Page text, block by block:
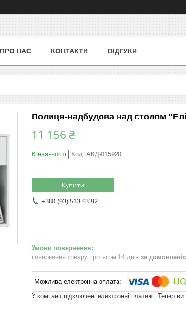
ПРО НАС КОНТАКТИ ВІДГУКИ
Полиця-надбудова над столом
11 156 ₴
В наявності Код: АКД-015920
Купити
+380 (93) 513-93-92
повернення товару протягом 14 днів за
У компанії підключені електронні платежі. Тепер